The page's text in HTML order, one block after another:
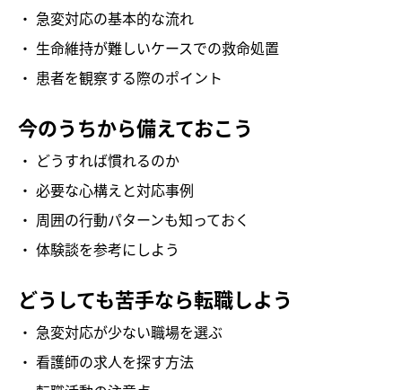
急変対応の基本的な流れ
生命維持が難しいケースでの救命処置
患者を観察する際のポイント
今のうちから備えておこう
どうすれば慣れるのか
必要な心構えと対応事例
周囲の行動パターンも知っておく
体験談を参考にしよう
どうしても苦手なら転職しよう
急変対応が少ない職場を選ぶ
看護師の求人を探す方法